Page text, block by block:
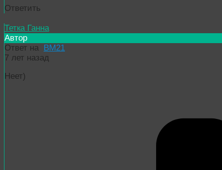
Ответить
Тетка Ганна
Автор
Ответ на
BM21
7 лет назад
Неет)